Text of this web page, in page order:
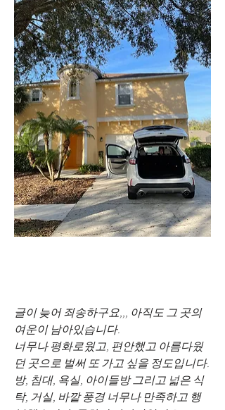
글이 늦어 죄송하구요,,, 아직도 그 곳의
여운이 남아있습니다.
너무나 평화로웠고, 편안했고 아름다웠
던 곳으로 벌써 또 가고 싶을 정도입니다.
방, 침대, 욕실, 아이들방 그리고 넓은 식
탁, 거실, 바깥 풍경 너무나 만족하고 행